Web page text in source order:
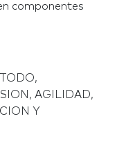
componentes
AGILIDAD,
Y